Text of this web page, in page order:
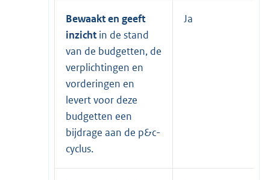
Bewaakt en geeft
inzichtin de stand
van de budgetten, de
verplichtingen en
vorderingen en
levert voor deze
budgetten een
bijdrage aan de p&c-
cyclus.
Ja